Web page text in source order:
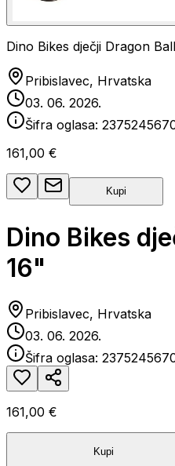
Dino Bikes dječji Dragon
Pribislavec, Hrvatska
03. 06. 2026.
Šifra oglasa:
161,00 €
Kupi
Dino Bikes
16"
Pribislavec, Hrvatska
03. 06. 2026.
Šifra oglasa:
161,00 €
Kupi